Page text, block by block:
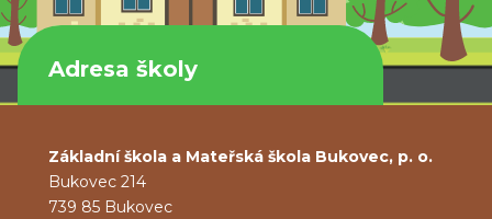
Adresa školy
Základní škola a Mateřská škola Bukovec, p. o.
Bukovec 214
739 85 Bukovec